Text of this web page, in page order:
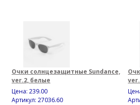
Очки солнцезащитные Sundance,
ver.2, белые
Цена: 239.00
Артикул: 27036.60